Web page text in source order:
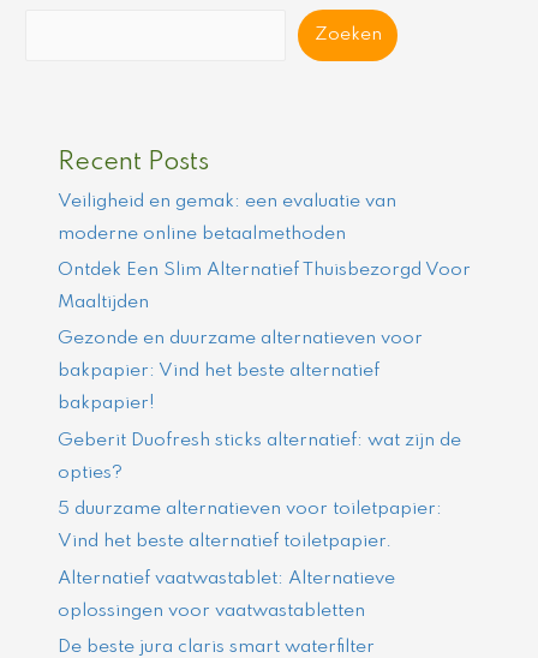
Zoeken
Recent Posts
Veiligheid en gemak: een evaluatie van
moderne online betaalmethoden
Ontdek Een Slim Alternatief Thuisbezorgd Voor
Maaltijden
Gezonde en duurzame alternatieven voor
bakpapier: Vind het beste alternatief
bakpapier!
Geberit Duofresh sticks alternatief: wat zijn de
opties?
5 duurzame alternatieven voor toiletpapier:
Vind het beste alternatief toiletpapier.
Alternatief vaatwastablet: Alternatieve
oplossingen voor vaatwastabletten
De beste jura claris smart waterfilter